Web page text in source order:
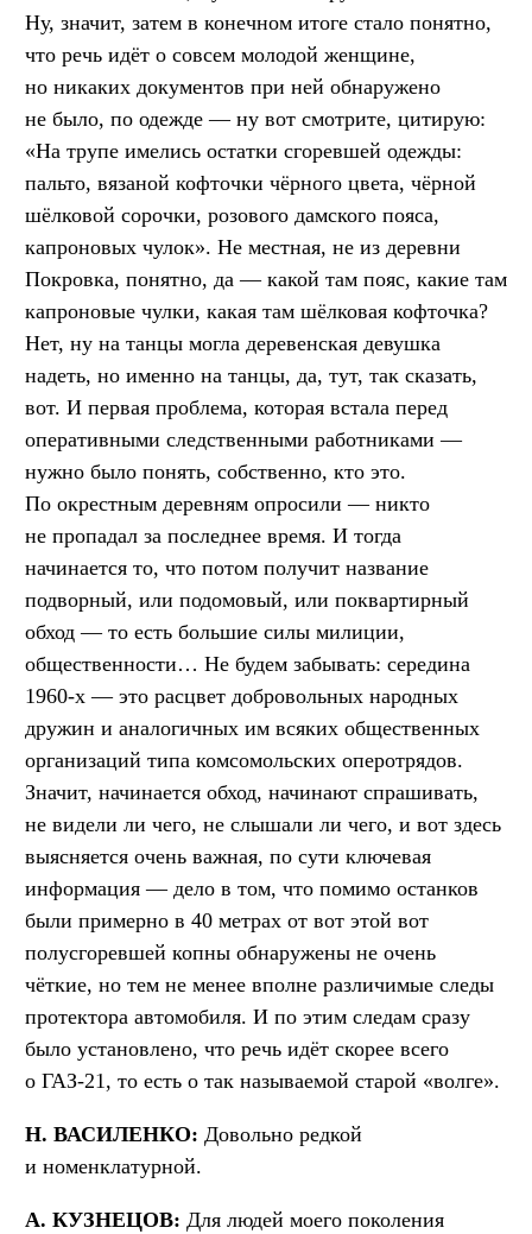
Ну, значит, затем в конечном итоге стало понятно,
что речь идёт о совсем молодой женщине,
но никаких документов при ней обнаружено
не было, по одежде — ну вот смотрите, цитирую:
«На трупе имелись остатки сгоревшей одежды:
пальто, вязаной кофточки чёрного цвета, чёрной
шёлковой сорочки, розового дамского пояса,
капроновых чулок». Не местная, не из деревни
Покровка, понятно, да — какой там пояс, какие там
капроновые чулки, какая там шёлковая кофточка?
Нет, ну на танцы могла деревенская девушка
надеть, но именно на танцы, да, тут, так сказать,
вот. И первая проблема, которая встала перед
оперативными следственными работниками —
нужно было понять, собственно, кто это.
По окрестным деревням опросили — никто
не пропадал за последнее время. И тогда
начинается то, что потом получит название
подворный, или подомовый, или поквартирный
обход — то есть большие силы милиции,
общественности… Не будем забывать: середина
1960-х — это расцвет добровольных народных
дружин и аналогичных им всяких общественных
организаций типа комсомольских оперотрядов.
Значит, начинается обход, начинают спрашивать,
не видели ли чего, не слышали ли чего, и вот здесь
выясняется очень важная, по сути ключевая
информация — дело в том, что помимо останков
были примерно в 40 метрах от вот этой вот
полусгоревшей копны обнаружены не очень
чёткие, но тем не менее вполне различимые следы
протектора автомобиля. И по этим следам сразу
было установлено, что речь идёт скорее всего
о ГАЗ-21, то есть о так называемой старой «волге».
Н. ВАСИЛЕНКО: Довольно редкой
и номенклатурной.
А. КУЗНЕЦОВ: Для людей моего поколения